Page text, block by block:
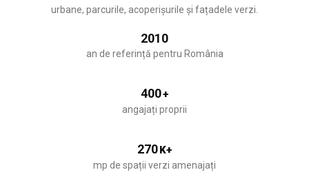
urbane, parcurile, acoperișurile și fațadele verzi.
2010
an de referință pentru România
400+
angajați proprii
270K+
mp de spații verzi amenajați